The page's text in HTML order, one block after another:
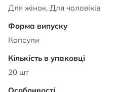
Для жінок, Для чоловіків
Капсули
20 шт